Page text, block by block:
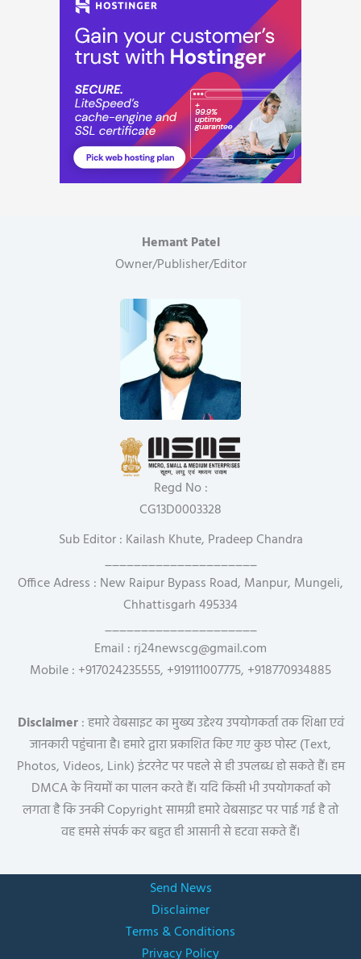
Hemant Patel
Owner/Publisher/Editor
Regd No :
CG13D0003328
Sub Editor : Kailash Khute, Pradeep Chandra
_____________________
Office Adress : New Raipur Bypass Road, Manpur, Mungeli,
Chhattisgarh 495334
_____________________
Email : rj24newscg@gmail.com
Mobile : +917024235555, +919111007775, +918770934885
Disclaimer: हमारे वेबसाइट का मुख्य उद्देश्य उपयोगकर्ता तक शिक्षा एवं
जानकारी पहुंचाना है। हमारे द्वारा प्रकाशित किए गए कुछ पोस्ट (Text,
Photos, Videos, Link) इंटरनेट पर पहले से ही उपलब्ध हो सकते हैं। हम
DMCA के नियमों का पालन करते हैं। यदि किसी भी उपयोगकर्ता को
लगता है कि उनकी Copyright सामग्री हमारे वेबसाइट पर पाई गई है तो
वह हमसे संपर्क कर बहुत ही आसानी से हटवा सकते हैं।
Send News
Disclaimer
Terms & Conditions
Privacy Policy